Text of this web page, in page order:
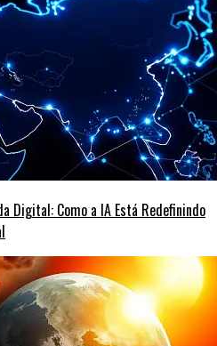
Digital: Como a IA Está Redefinindo